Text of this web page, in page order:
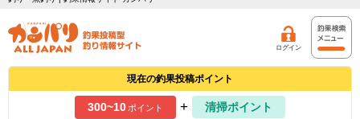
ログイン
現在の釣果投稿ポイント
300~10ポイント +
清掃ポイント